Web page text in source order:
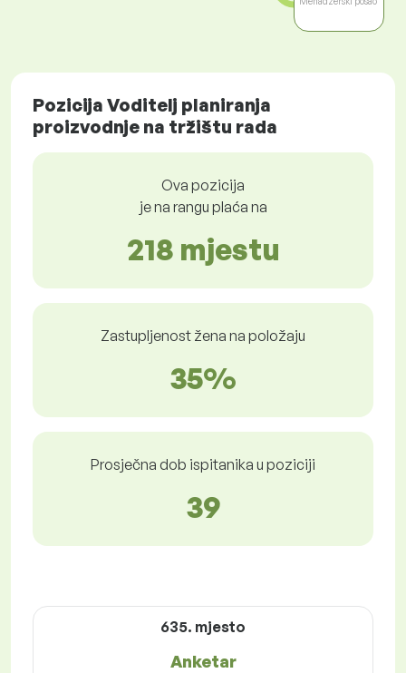
Pozicija Voditelj planiranja
proizvodnje na tržištu rada
Ova pozicija
je na rangu plaća na
218 mjestu
Zastupljenost žena na položaju
35%
Prosječna dob ispitanika u poziciji
39
635. mjesto
Anketar